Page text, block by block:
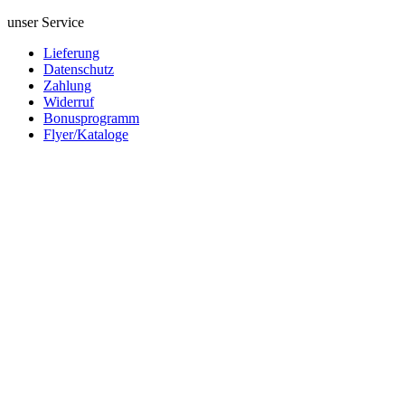
unser Service
Lieferung
Datenschutz
Zahlung
Widerruf
Bonusprogramm
Flyer/Kataloge